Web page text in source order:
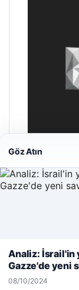
Web sitemizi
kullanıyoruz.
Göz Atın
Analiz: İsrail'in
Gazze'de yeni
08/10/2024